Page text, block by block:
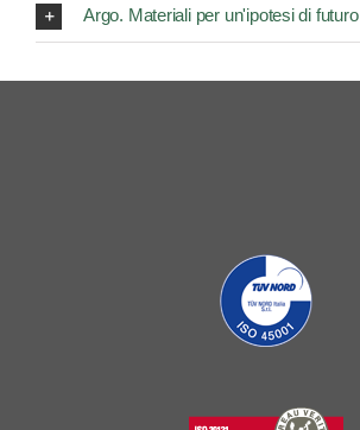
Argo. Materiali per un'ipotesi di futuro